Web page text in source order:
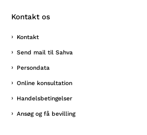
Kontakt os
Kontakt
Send mail til Sahva
Persondata
Online konsultation
Handelsbetingelser
Ansøg og få bevilling